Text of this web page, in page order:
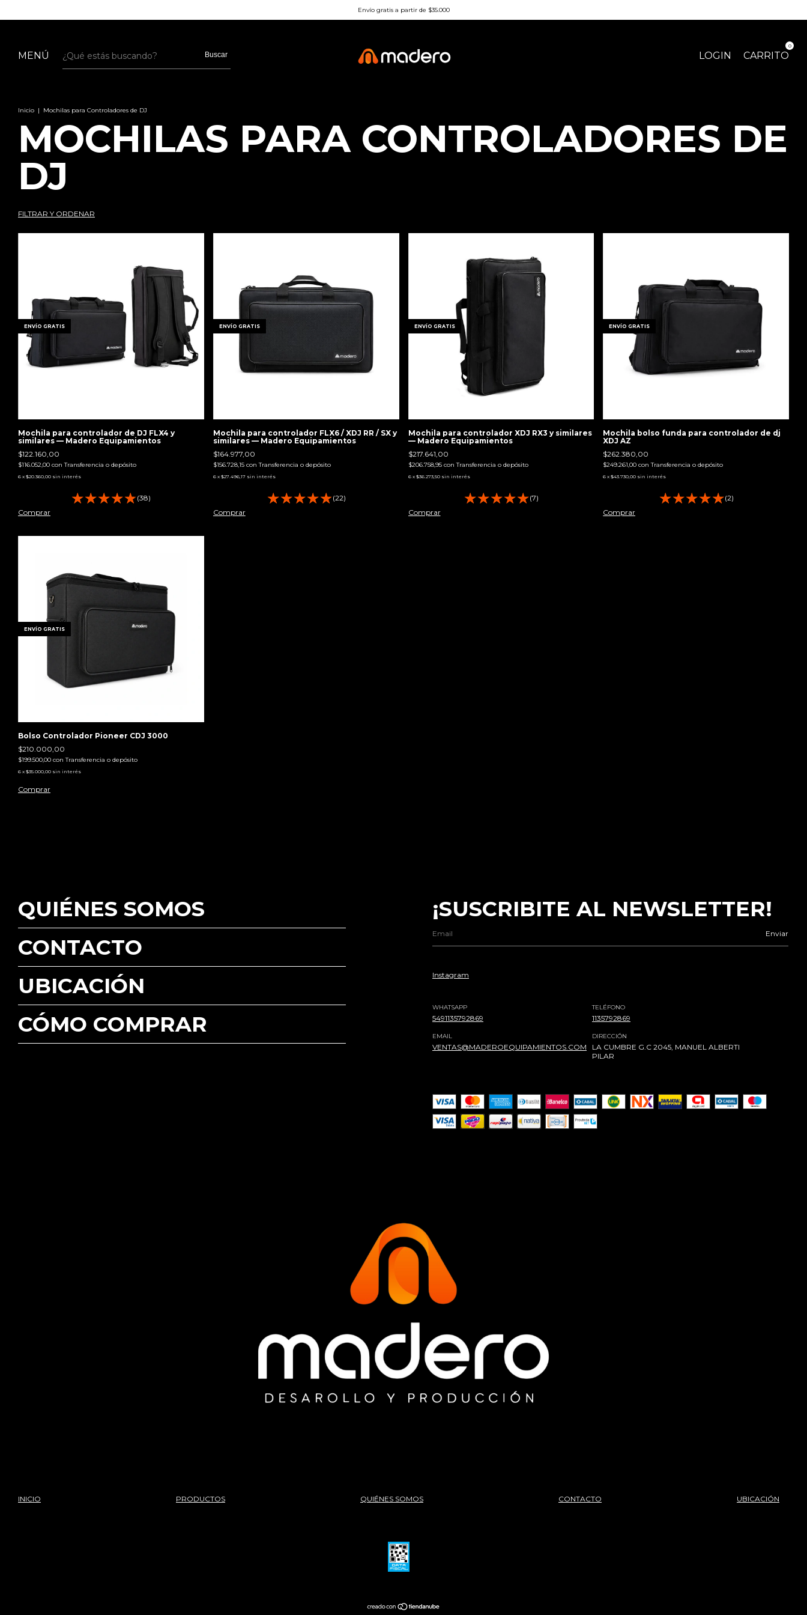
Envío gratis a partir de $35.000
MENÚ Buscar LOGIN CARRITO
0
Inicio | Mochilas para Controladores de DJ
MOCHILAS PARA CONTROLADORES DE
DJ
FILTRAR Y ORDENAR
ENVÍO GRATIS
Mochila para controlador de DJ FLX4 y
similares — Madero Equipamientos
$122.160,00
$116.052,00 con Transferencia o depósito
6 x $20.360,00 sin interés
(38)
Comprar
ENVÍO GRATIS
Mochila para controlador FLX6 / XDJ RR / SX y
similares — Madero Equipamientos
$164.977,00
$156.728,15 con Transferencia o depósito
6 x $27.496,17 sin interés
(22)
Comprar
ENVÍO GRATIS
Mochila para controlador XDJ RX3 y similares
— Madero Equipamientos
$217.641,00
$206.758,95 con Transferencia o depósito
6 x $36.273,50 sin interés
(7)
Comprar
ENVÍO GRATIS
Mochila bolso funda para controlador de dj
XDJ AZ
$262.380,00
$249.261,00con Transferencia o depósito
6 x$43.730,00 sin interés
(2)
ENVÍO GRATIS
Bolso Controlador Pioneer CDJ 3000
$210.000,00
$199.500,00 con Transferencia o depósito
6 x $35.000,00 sin interés
QUIÉNES SOMOS
CONTACTO
UBICACIÓN
CÓMO COMPRAR
¡SUSCRIBITE AL NEWSLETTER!
Instagram
WHATSAPP
5491135792869
TELÉFONO
1135792869
EMAIL
VENTAS@MADEROEQUIPAMIENTOS.COM
DIRECCIÓN
LA CUMBRE G.C 2045, MANUEL ALBERTI
PILAR
INICIO PRODUCTOS QUIÉNES SOMOS CONTACTO UBICACIÓN